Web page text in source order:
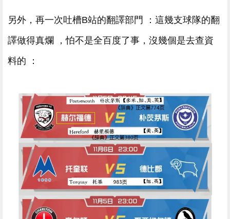
另外 ，再一次吐槽B站的翻譯部門  ：這幾支球隊的翻
譯做得真爛 ，怕不是全百度了事，沒幾個是去查資
料的 ：